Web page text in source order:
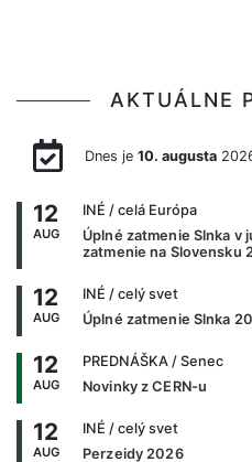
AKTUÁLNE
Dnes je 10. augusta
12
AUG
INÉ / celá Európa
Úplné zatmenie Slnka v
zatmenie na Slovensku
12
AUG
INÉ / celý svet
Úplné zatmenie Slnka
12
AUG
PREDNÁŠKA / Senec
Novinky z CERN-u
12
AUG
INÉ / celý svet
Perzeidy 2026